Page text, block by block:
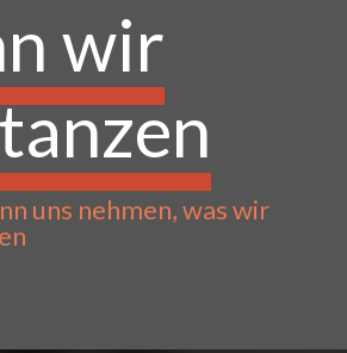
wir
uns nehmen, was wir